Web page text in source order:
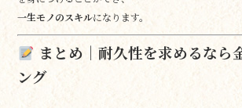
一生モノのスキルになります。
まとめ｜耐久性を求めるなら
ング